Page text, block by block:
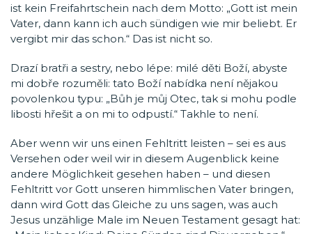
ist kein Freifahrtschein nach dem Motto: „Gott ist mein
Vater, dann kann ich auch sündigen wie mir beliebt. Er
vergibt mir das schon.“ Das ist nicht so.
Drazí bratři a sestry, nebo lépe: milé děti Boží, abyste
mi dobře rozuměli: tato Boží nabídka není nějakou
povolenkou typu: „Bůh je můj Otec, tak si mohu podle
libosti hřešit a on mi to odpustí.“ Takhle to není.
Aber wenn wir uns einen Fehltritt leisten – sei es aus
Versehen oder weil wir in diesem Augenblick keine
andere Möglichkeit gesehen haben – und diesen
Fehltritt vor Gott unseren himmlischen Vater bringen,
dann wird Gott das Gleiche zu uns sagen, was auch
Jesus unzählige Male im Neuen Testament gesagt hat: